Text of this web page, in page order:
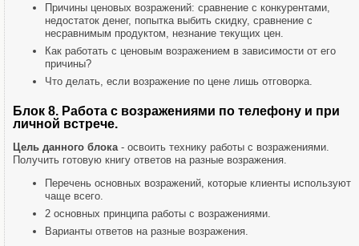
Причины ценовых возражений: сравнение с конкурентами,
недостаток денег, попытка выбить скидку, сравнение с
несравнимым продуктом, незнание текущих цен.
Как работать с ценовым возражением в зависимости от его
причины?
Что делать, если возражение по цене лишь отговорка.
Блок 8. Работа с возражениями по телефону и при
личной встрече.
Цель данного блока - освоить технику работы с возражениями.
Получить готовую книгу ответов на разные возражения.
Перечень основных возражений, которые клиенты используют
чаще всего.
2 основных принципа работы с возражениями.
Варианты ответов на разные возражения.